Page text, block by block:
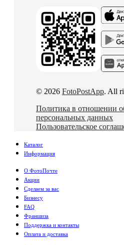
© 2026 FotoPostApp. All
Политика в отношении
персональных данных
Пользовательское
Каталог
Информация
О ФотоПочте
Акции
Сделаем за вас
Бизнесу
FAQ
Франшиза
Поддержка и контакты
Оплата и доставка